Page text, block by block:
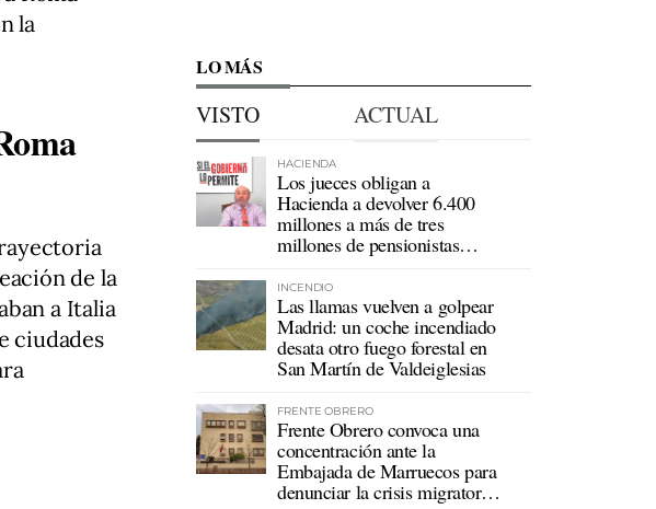
la
de la
a Italia
ciudades
LO MÁS
VISTO ACTUAL
HACIENDA
Los jueces obligan a
Hacienda a devolver 6.400
millones a más de tres
millones de pensionistas
INCENDIO
Las llamas vuelven a golpear
Madrid: un coche incendiado
desata otro fuego forestal en
San Martín de Valdeiglesias
FRENTE OBRERO
Frente Obrero convoca una
concentración ante la
Embajada de Marruecos para
denunciar la crisis migratoria